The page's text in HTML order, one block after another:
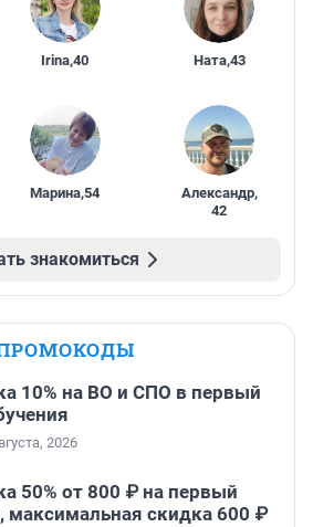
Irina,40 Ната,43
Марина,54 Александр,
42
знакомиться
10% на ВО и СПО в первый
2026
50% от 800 ₽ на первый
максимальная скидка 600 ₽